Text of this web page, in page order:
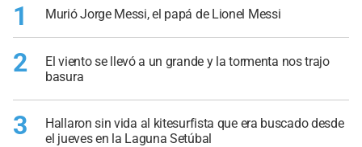
1 Murió Jorge Messi, el papá de Lionel Messi
2
El viento se llevó a un grande y la tormenta nos trajo
basura
3
Hallaron sin vida al kitesurfista que era buscado desde
el jueves en la Laguna Setúbal